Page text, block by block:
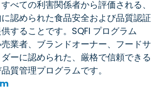
べての利害関係者から評価される、
認められた食品安全および品質認証
することです。SQFI プログラム
業者、ブランドオーナー、フードサ
ーに認められた、厳格で信頼できる
質管理プログラムです。